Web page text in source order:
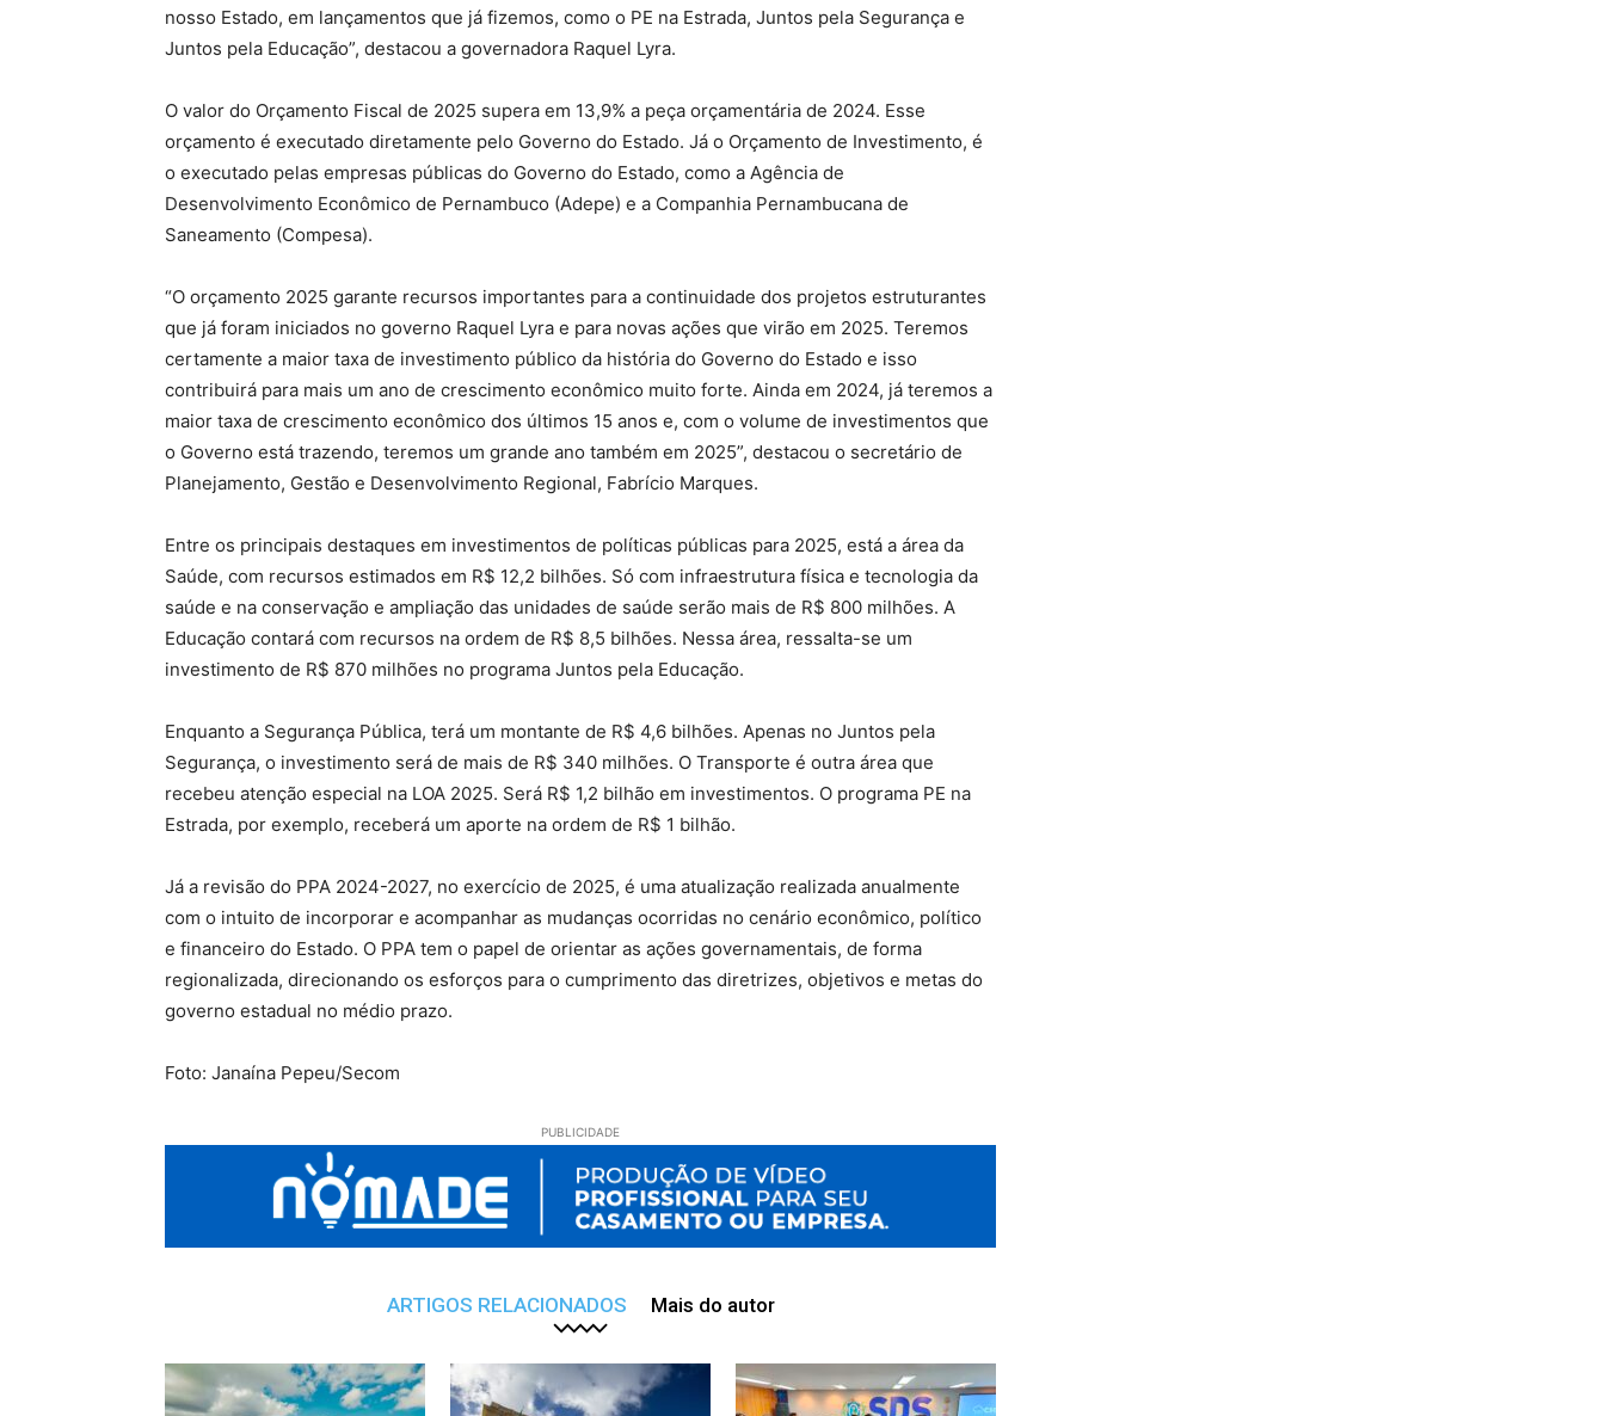
nosso Estado, em lançamentos que já fizemos, como o PE na Estrada, Juntos pela Segurança e
Juntos pela Educação”, destacou a governadora Raquel Lyra.
O valor do Orçamento Fiscal de 2025 supera em 13,9% a peça orçamentária de 2024. Esse
orçamento é executado diretamente pelo Governo do Estado. Já o Orçamento de Investimento, é
o executado pelas empresas públicas do Governo do Estado, como a Agência de
Desenvolvimento Econômico de Pernambuco (Adepe) e a Companhia Pernambucana de
Saneamento (Compesa).
“O orçamento 2025 garante recursos importantes para a continuidade dos projetos estruturantes
que já foram iniciados no governo Raquel Lyra e para novas ações que virão em 2025. Teremos
certamente a maior taxa de investimento público da história do Governo do Estado e isso
contribuirá para mais um ano de crescimento econômico muito forte. Ainda em 2024, já teremos a
maior taxa de crescimento econômico dos últimos 15 anos e, com o volume de investimentos que
o Governo está trazendo, teremos um grande ano também em 2025”, destacou o secretário de
Planejamento, Gestão e Desenvolvimento Regional, Fabrício Marques.
Entre os principais destaques em investimentos de políticas públicas para 2025, está a área da
Saúde, com recursos estimados em R$ 12,2 bilhões. Só com infraestrutura física e tecnologia da
saúde e na conservação e ampliação das unidades de saúde serão mais de R$ 800 milhões. A
Educação contará com recursos na ordem de R$ 8,5 bilhões. Nessa área, ressalta-se um
investimento de R$ 870 milhões no programa Juntos pela Educação.
Enquanto a Segurança Pública, terá um montante de R$ 4,6 bilhões. Apenas no Juntos pela
Segurança, o investimento será de mais de R$ 340 milhões. O Transporte é outra área que
recebeu atenção especial na LOA 2025. Será R$ 1,2 bilhão em investimentos. O programa PE na
Estrada, por exemplo, receberá um aporte na ordem de R$ 1 bilhão.
Já a revisão do PPA 2024-2027, no exercício de 2025, é uma atualização realizada anualmente
com o intuito de incorporar e acompanhar as mudanças ocorridas no cenário econômico, político
e financeiro do Estado. O PPA tem o papel de orientar as ações governamentais, de forma
regionalizada, direcionando os esforços para o cumprimento das diretrizes, objetivos e metas do
governo estadual no médio prazo.
Foto: Janaína Pepeu/Secom
PUBLICIDADE
ARTIGOS RELACIONADOS Mais do autor